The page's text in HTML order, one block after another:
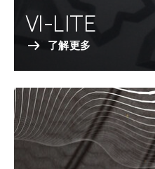
VI-LITE
了解更多